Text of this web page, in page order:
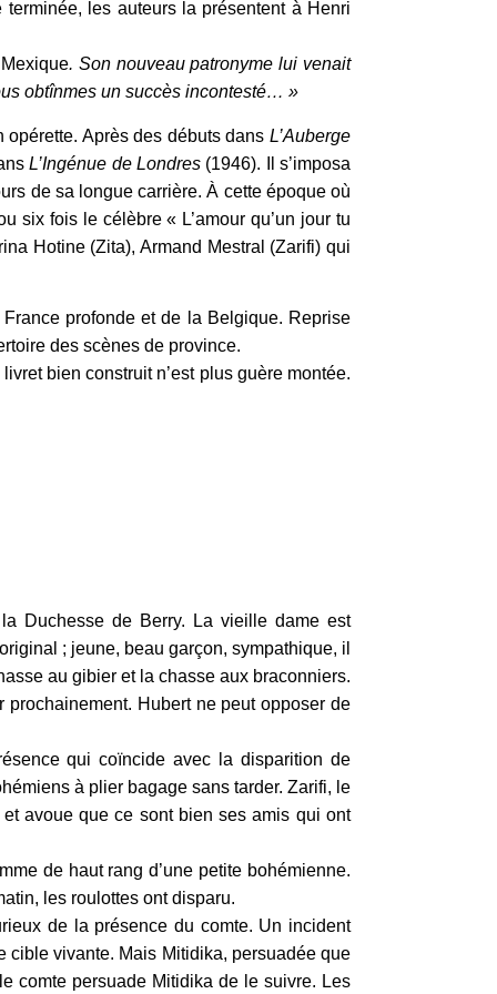
les auteurs la présentent à Henri
. Son nouveau patronyme lui venait
obtînmes un succès incontesté… »
Après des débuts dans L’Auberge
L’Ingénue de Londres (1946). Il s’imposa
de sa longue carrière. À cette époque où
six fois le célèbre « L’amour qu’un jour tu
Hotine (Zita), Armand Mestral (Zarifi) qui
profonde et de la Belgique. Reprise
des scènes de province.
bien construit n’est plus guère montée.
Duchesse de Berry. La vieille dame est
; jeune, beau garçon, sympathique, il
au gibier et la chasse aux braconniers.
prochainement. Hubert ne peut opposer de
qui coïncide avec la disparition de
à plier bagage sans tarder. Zarifi, le
avoue que ce sont bien ses amis qui ont
de haut rang d’une petite bohémienne.
les roulottes ont disparu.
de la présence du comte. Un incident
cible vivante. Mais Mitidika, persuadée que
comte persuade Mitidika de le suivre. Les